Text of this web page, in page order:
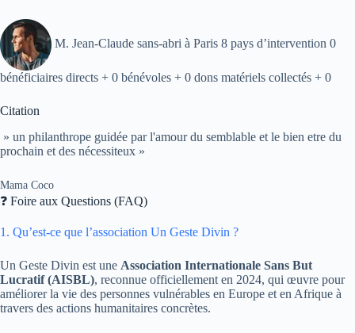
M. Jean-Claude sans-abri à Paris 8 pays d’intervention 0
bénéficiaires directs + 0 bénévoles + 0 dons matériels collectés + 0
Citation
» un philanthrope guidée par l'amour du semblable et le bien etre du
prochain et des nécessiteux »
Mama Coco
❓ Foire aux Questions (FAQ)
1. Qu’est-ce que l’association Un Geste Divin ?
Un Geste Divin est une Association Internationale Sans But
Lucratif (AISBL), reconnue officiellement en 2024, qui œuvre pour
améliorer la vie des personnes vulnérables en Europe et en Afrique à
travers des actions humanitaires concrètes.